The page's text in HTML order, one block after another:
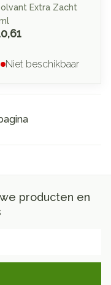
Extra Zacht
Niet beschikbaar
producten en